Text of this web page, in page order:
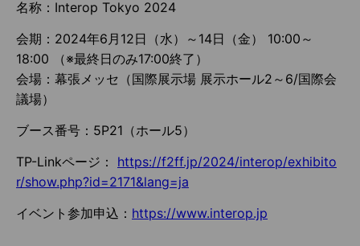
名称：Interop Tokyo 2024
会期：2024年6月12日（水）～14日（金） 10:00～
18:00 （※最終日のみ17:00終了）
会場：幕張メッセ （国際展示場 展示ホール2～6/国際会
議場）
ブース番号：5P21（ホール5）
TP-Linkページ： https://f2ff.jp/2024/interop/exhibito
r/show.php?id=2171&lang=ja
イベント参加申込： https://www.interop.jp